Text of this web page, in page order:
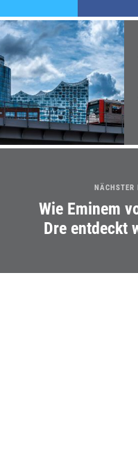
NÄCHSTER
Wie Eminem
Dre entdeckt